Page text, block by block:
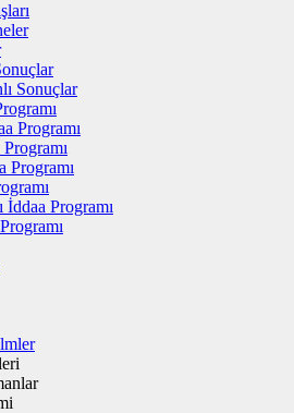
Sonuçlar
Programı
Programı
Programı